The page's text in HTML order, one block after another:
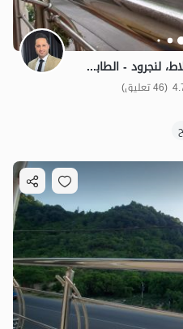
شقة مفروشة بإطلالة جبلية في ملاط، لنجرود - الطابق الثالث
(46 تعليق)